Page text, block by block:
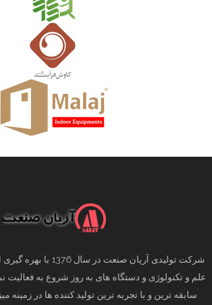
شرکت تولیدی آریان صنعت
علم و تکنولوژی و دستگاه های به روز شروع به فعالیت
سابقه ترین و با تجربه ترین تولید کننده ها در زمینه